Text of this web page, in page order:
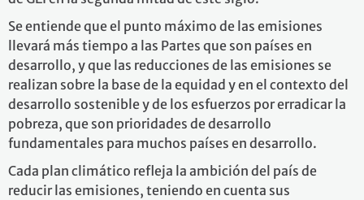
Se entiende que el punto máximo de las emisiones
llevará más tiempo a las Partes que son países en
desarrollo, y que las reducciones de las emisiones se
realizan sobre la base de la equidad y en el contexto del
desarrollo sostenible y de los esfuerzos por erradicar la
pobreza, que son prioridades de desarrollo
fundamentales para muchos países en desarrollo.
Cada plan climático refleja la ambición del país de
reducir las emisiones, teniendo en cuenta sus